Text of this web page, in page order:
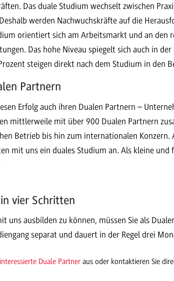
Das duale Studium wechselt zwischen
werden Nachwuchskräfte auf die
orientiert sich am Arbeitsmarkt und an den
Das hohe Niveau spiegelt sich auch in
steigen direkt nach dem Studium in den
Partnern
Erfolg auch ihren Dualen Partnern –
mittlerweile mit über 900 Dualen Partnern
Betrieb bis hin zum internationalen Konzern.
mit uns ein duales Studium an. Als kleine und
vier Schritten
uns ausbilden zu können, müssen Sie als
separat und dauert in der Regel drei
Duale Partneraus oder kontaktieren Sie